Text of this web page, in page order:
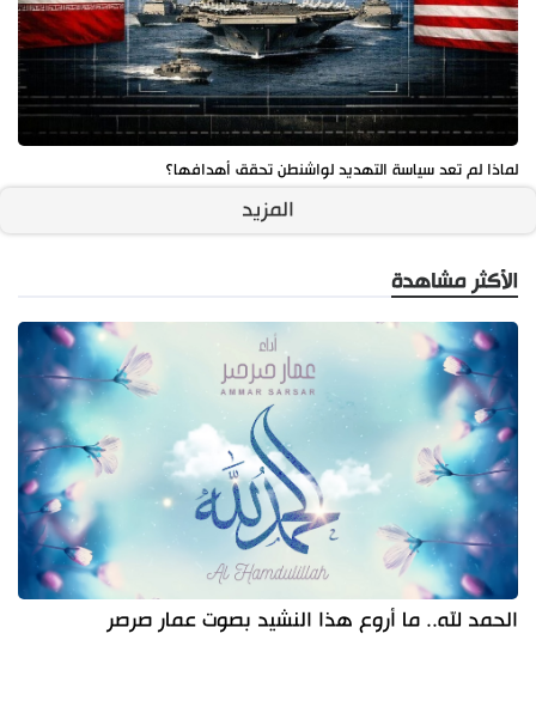
لماذا لم تعد سياسة التهديد لواشنطن تحقق أهدافها؟
المزيد
الأكثر مشاهدة
الحمد لله.. ما أروع هذا النشيد بصوت عمار صرصر